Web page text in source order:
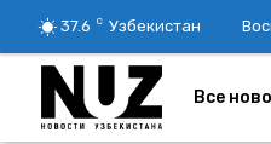
37.6 C Узбекистан
Все